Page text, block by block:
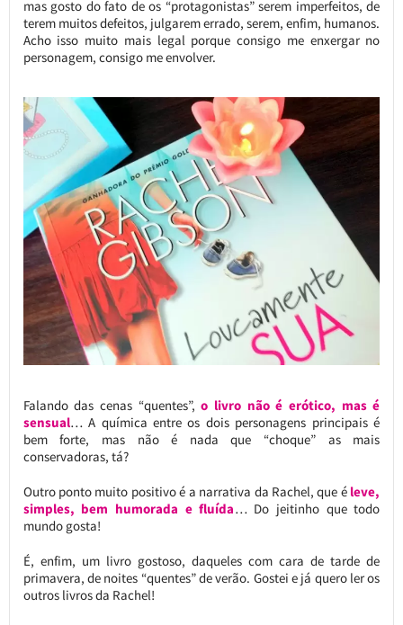
mas gosto do fato de os “protagonistas” serem imperfeitos, de
terem muitos defeitos, julgarem errado, serem, enfim, humanos.
Acho isso muito mais legal porque consigo me enxergar no
personagem, consigo me envolver.
Falando das cenas “quentes”,o livro não é erótico, mas é
sensual… A química entre os dois personagens principais é
bem forte, mas não é nada que “choque” as mais
conservadoras, tá?
Outro ponto muito positivo é a narrativa da Rachel, que é leve,
simples, bem humorada e fluída… Do jeitinho que todo
mundo gosta!
É, enfim, um livro gostoso, daqueles com cara de tarde de
primavera, de noites “quentes” de verão. Gostei e já quero ler os
outros livros da Rachel!